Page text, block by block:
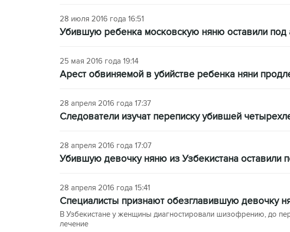
28 июля 2016 года 16:51
Убившую ребенка московскую няню оставили под
25 мая 2016 года 19:14
Арест обвиняемой в убийстве ребенка няни
28 апреля 2016 года 17:37
Следователи изучат переписку убившей
28 апреля 2016 года 17:07
Убившую девочку няню из Узбекистана оставили
28 апреля 2016 года 15:41
Специалисты признают обезглавившую девочку
В Узбекистане у женщины диагностировали шизофрению, до
лечение